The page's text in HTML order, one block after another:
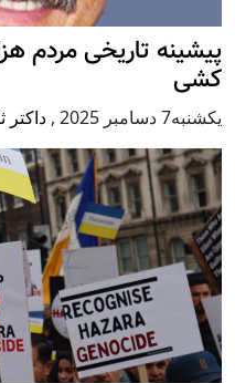
پيشينه تاريخی مردم
کشی
يكشنبه7 دسامبر 2025 , داکتر